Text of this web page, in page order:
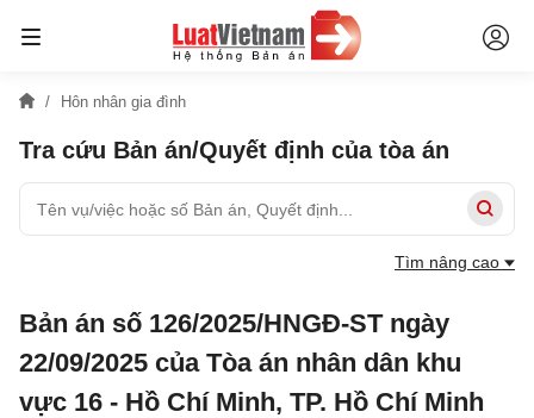
Hôn nhân gia đình
Tra cứu Bản án/Quyết định của tòa án
Tìm nâng cao
Bản án số 126/2025/HNGĐ-ST ngày
22/09/2025 của Tòa án nhân dân khu
vực 16 - Hồ Chí Minh, TP. Hồ Chí Minh